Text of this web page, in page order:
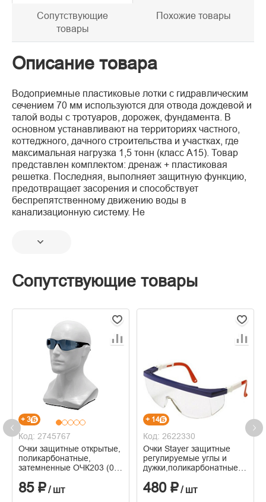
Сопутствующие
товары
Похожие товары
Описание товара
Водоприемные пластиковые лотки с гидравлическим
сечением 70 мм используются для отвода дождевой и
талой воды с тротуаров, дорожек, фундамента. В
основном устанавливают на территориях частного,
коттеджного, дачного строительства и участках, где
максимальная нагрузка 1,5 тонн (класс А15). Товар
представлен комплектом: дренаж + пластиковая
решетка. Последняя, выполняет защитную функцию,
предотвращает засорения и способствует
беспрепятственному движению воды в
канализационную систему. Не
Сопутствующие товары
+ 3
Код: 2745767
Очки защитные открытые,
поликарбонатные,
затемненные ОЧК203 (0-
85 ₽/ шт
+ 14
Код: 2622330
Очки Stayer защитные
регулируемые углы и
дужки,поликарбонатные
110481
480 ₽/ шт